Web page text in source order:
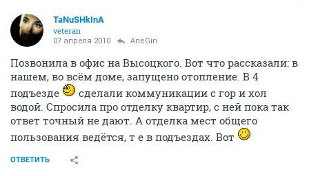
TaNuSHkInA
veteran
07 апреля 2010 AneGin
Позвонила в офис на Высоцкого. Вот что рассказали: в
нашем, во всём доме, запущено отопление. В 4
подъезде
сделали коммуникации с гор и хол
водой. Спросила про отделку квартир, с ней пока так
ответ точный не дают. А отделка мест общего
пользования ведётся, т е в подъездах. Вот
ОТВЕТИТЬ